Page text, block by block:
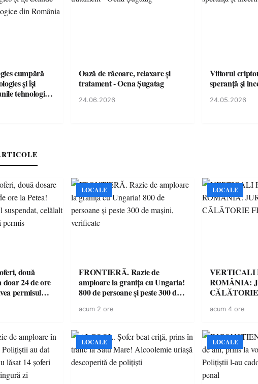
cumpără
și își
tehnologice
Oază de răcoare, relaxare și
tratament - Ocna Șugatag
24.06.2026
Viitorul
speranță și
24.05.2026
două
doar 24 de ore
permisul
LOCALE
FRONTIERĂ. Razie de
amploare la granița cu Ungaria!
800 de persoane și peste 300 de
acum 2 ore
LOCALE
VERTICALI
ROMÂNIA:
acum 4 ore
LOCALE LOCALE